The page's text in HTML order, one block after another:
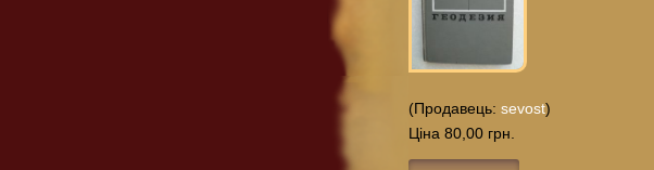
(Продавець:sevost)
Ціна 80,00 грн.